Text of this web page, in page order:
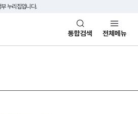
누리집입니다.
통합검색 전체메뉴